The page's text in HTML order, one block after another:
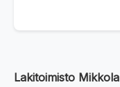
Lakitoimisto Mikkola